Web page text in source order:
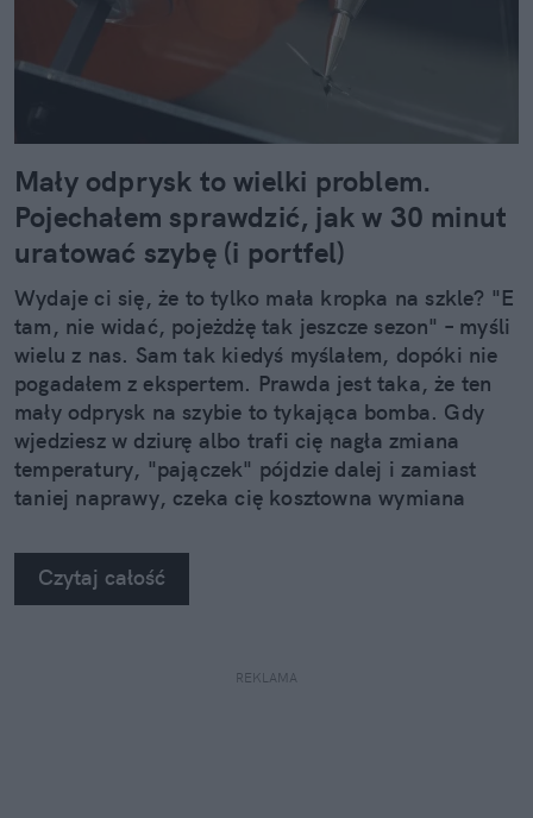
Mały odprysk to wielki problem.
Pojechałem sprawdzić, jak w 30 minut
uratować szybę (i portfel)
Wydaje ci się, że to tylko mała kropka na szkle? "E
tam, nie widać, pojeżdżę tak jeszcze sezon" – myśli
wielu z nas. Sam tak kiedyś myślałem, dopóki nie
pogadałem z ekspertem. Prawda jest taka, że ten
mały odprysk na szybie to tykająca bomba. Gdy
wjedziesz w dziurę albo trafi cię nagła zmiana
temperatury, "pajączek" pójdzie dalej i zamiast
taniej naprawy, czeka cię kosztowna wymiana
na własne oczy zobaczyć, jak profesjonaliści radzą
sobie z takimi uszkodzeniami.
Czytaj całość
REKLAMA